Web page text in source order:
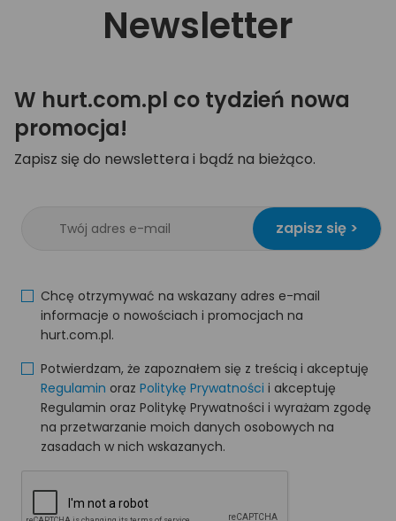
Newsletter
W hurt.com.pl co tydzień nowa
promocja!
Zapisz się do newslettera i bądź na bieżąco.
zapisz się >
Chcę otrzymywać na wskazany adres e-mail
informacje o nowościach i promocjach na
hurt.com.pl.
Potwierdzam, że zapoznałem się z treścią i akceptuję
Regulamin oraz Politykę Prywatności i akceptuję
Regulamin oraz Politykę Prywatności i wyrażam zgodę
na przetwarzanie moich danych osobowych na
zasadach w nich wskazanych.